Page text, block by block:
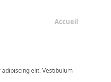
Accueil
elit. Vestibulum